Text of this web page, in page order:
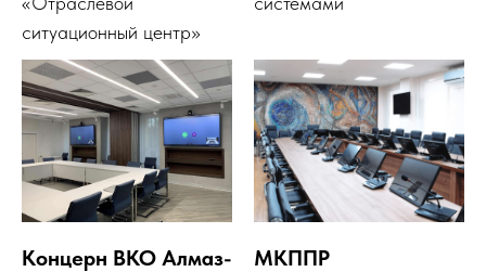
ситуационный центр»
Концерн ВКО Алмаз-
МКППР